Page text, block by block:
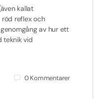
kallat
reflex och
av hur ett
teknik vid
0Kommentarer